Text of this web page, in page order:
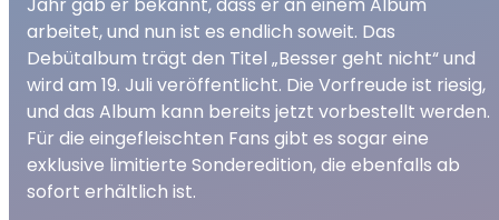
Jahr gab er bekannt, dass er an einem Album
arbeitet, und nun ist es endlich soweit. Das
Debütalbum trägt den Titel „Besser geht nicht“ und
wird am 19. Juli veröffentlicht. Die Vorfreude ist riesig,
und das Album kann bereits jetzt vorbestellt werden.
Für die eingefleischten Fans gibt es sogar eine
exklusive limitierte Sonderedition, die ebenfalls ab
sofort erhältlich ist.